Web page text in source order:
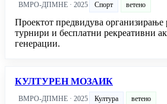
ВМРО-ДПМНЕ · 2025 Спорт ветено
Проектот предвидува организирање
турнири и бесплатни рекреативни
генерации.
КУЛТУРЕН МОЗАИК
ВМРО-ДПМНЕ · 2025 Култура ветено